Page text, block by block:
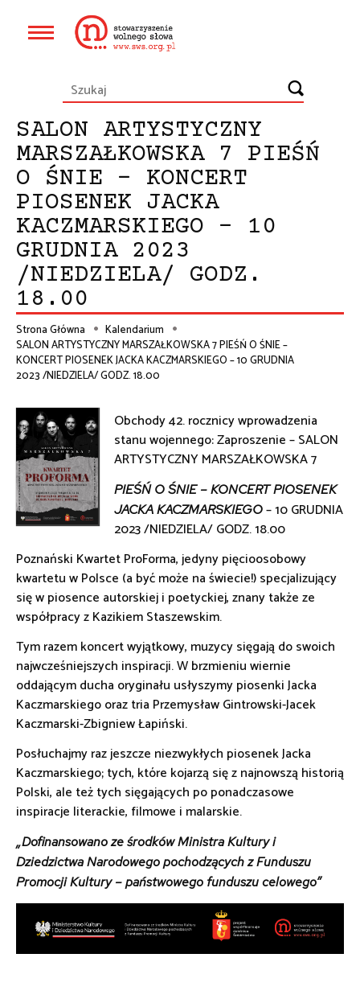
Główna
SALON ARTYSTYCZNY
MARSZAŁKOWSKA 7 PIEŚŃ
O ŚNIE – KONCERT
PIOSENEK JACKA
KACZMARSKIEGO – 10
GRUDNIA 2023
/NIEDZIELA/ GODZ.
18.00
Ścieżka
nawigacyjna
Strona Główna
Kalendarium
SALON ARTYSTYCZNY MARSZAŁKOWSKA 7 PIEŚŃ O ŚNIE –
KONCERT PIOSENEK JACKA KACZMARSKIEGO – 10 GRUDNIA
2023 /NIEDZIELA/ GODZ. 18.00
Obchody 42. rocznicy wprowadzenia
stanu wojennego: Zaproszenie – SALON
ARTYSTYCZNY MARSZAŁKOWSKA 7
PIEŚŃ O ŚNIE – KONCERT PIOSENEK
JACKA KACZMARSKIEGO– 10 GRUDNIA
2023 /NIEDZIELA/ GODZ. 18.00
Poznański Kwartet ProForma, jedyny pięcioosobowy
kwartetu w Polsce (a być może na świecie!) specjalizujący
się w piosence autorskiej i poetyckiej, znany także ze
współpracy z Kazikiem Staszewskim.
Tym razem koncert wyjątkowy, muzycy sięgają do swoich
najwcześniejszych inspiracji. W brzmieniu wiernie
oddającym ducha oryginału usłyszymy piosenki Jacka
Kaczmarskiego oraz tria Przemysław Gintrowski-Jacek
Kaczmarski-Zbigniew Łapiński.
Posłuchajmy raz jeszcze niezwykłych piosenek Jacka
Kaczmarskiego; tych, które kojarzą się z najnowszą historią
Polski, ale też tych sięgających po ponadczasowe
inspiracje literackie, filmowe i malarskie.
„Dofinansowano ze środków Ministra Kultury i
Dziedzictwa Narodowego pochodzących z Funduszu
Promocji Kultury – państwowego funduszu celowego”